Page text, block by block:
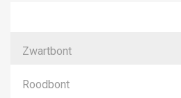
Zwartbont
Roodbont